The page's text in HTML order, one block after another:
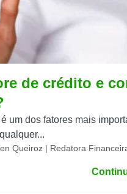
de crédito e
um dos fatores mais
Queiroz | Redatora